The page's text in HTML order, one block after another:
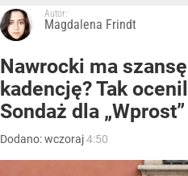
Autor:
Magdalena Frindt
Nawrocki ma
kadencję? Tak
Sondaż dla „Wprost”
Dodano:wczoraj4:50